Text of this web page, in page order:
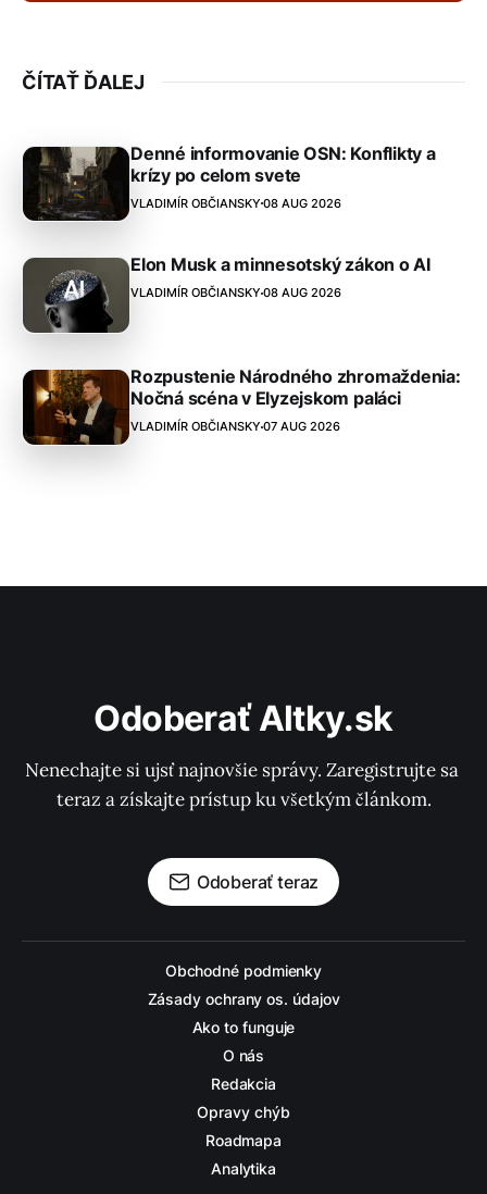
ČÍTAŤ ĎALEJ
Denné informovanie OSN: Konflikty a
krízy po celom svete
VLADIMÍR OBČIANSKY 08 AUG 2026
Elon Musk a minnesotský zákon o AI
VLADIMÍR OBČIANSKY 08 AUG 2026
Rozpustenie Národného zhromaždenia:
Nočná scéna v Elyzejskom paláci
VLADIMÍR OBČIANSKY 07 AUG 2026
Odoberať Altky.sk
Nenechajte si ujsť najnovšie správy. Zaregistrujte sa
teraz a získajte prístup ku všetkým článkom.
Odoberať teraz
Obchodné podmienky
Zásady ochrany os. údajov
Ako to funguje
O nás
Redakcia
Opravy chýb
Roadmapa
Analytika